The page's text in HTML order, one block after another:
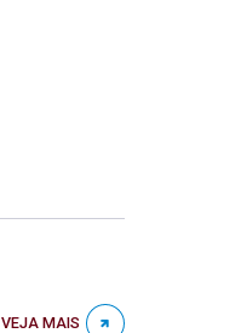
VEJA MAIS